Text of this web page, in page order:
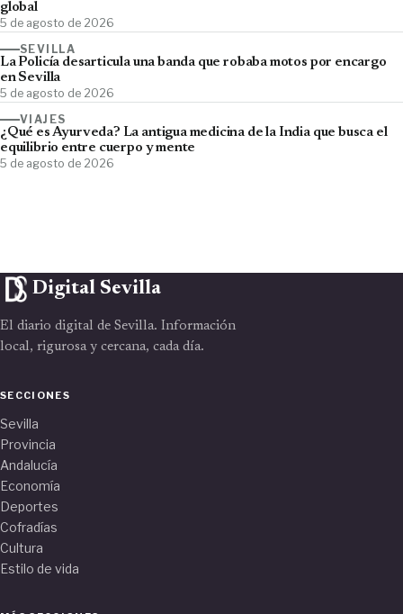
global
5 de agosto de 2026
SEVILLA
La Policía desarticula una banda que robaba motos por encargo
en Sevilla
5 de agosto de 2026
VIAJES
¿Qué es Ayurveda? La antigua medicina de la India que busca el
equilibrio entre cuerpo y mente
5 de agosto de 2026
Digital Sevilla
El diario digital de Sevilla. Información
local, rigurosa y cercana, cada día.
SECCIONES
Sevilla
Provincia
Andalucía
Economía
Deportes
Cofradías
Cultura
Estilo de vida